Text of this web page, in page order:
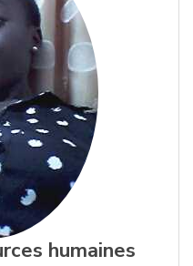
humaines